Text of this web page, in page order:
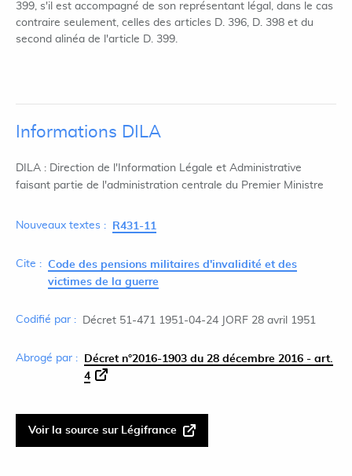
399, s'il est accompagné de son représentant légal, dans le cas
contraire seulement, celles des articles D. 396, D. 398 et du
second alinéa de l'article D. 399.
Informations DILA
DILA : Direction de l'Information Légale et Administrative
faisant partie de l'administration centrale du Premier Ministre
Nouveaux textes : R431-11
Cite : Code des pensions militaires d'invalidité et des
victimes de la guerre
Codifié par : Décret 51-471 1951-04-24 JORF 28 avril 1951
Abrogé par :
Décret n°2016-1903 du 28 décembre 2016 - art.
4
Voir la source sur Légifrance